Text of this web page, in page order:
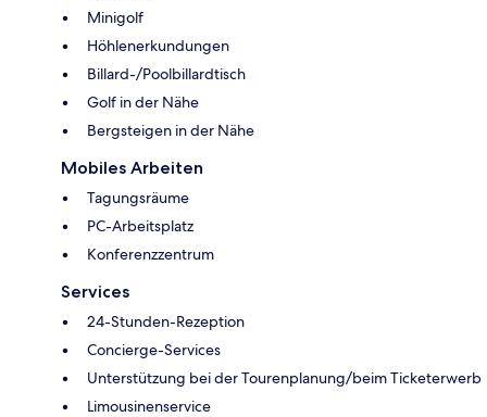
Minigolf
Höhlenerkundungen
Billard-/Poolbillardtisch
Golf in der Nähe
Bergsteigen in der Nähe
Mobiles Arbeiten
Tagungsräume
PC-Arbeitsplatz
Konferenzzentrum
Services
24-Stunden-Rezeption
Concierge-Services
Unterstützung bei der Tourenplanung/beim Ticketerwerb
Limousinenservice